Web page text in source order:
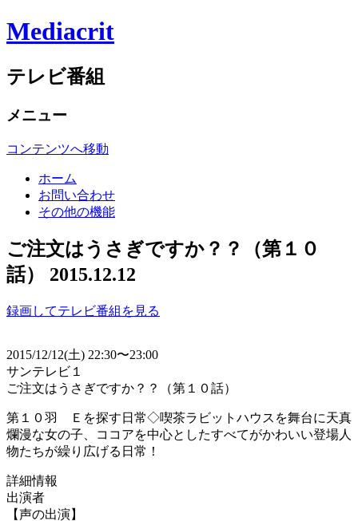
Mediacrit
テレビ番組
メニュー
コンテンツへ移動
ホーム
お問い合わせ
その他の機能
ご注文はうさぎですか？？（第１０
話） 2015.12.12
録画してテレビ番組を見る
2015/12/12(土) 22:30〜23:00
サンテレビ１
ご注文はうさぎですか？？（第１０話）
第１０羽 Ｅを探す日常◇喫茶ラビットハウスを舞台に天真
爛漫な女の子、ココアを中心としたすべてがかわいい登場人
物たちが繰り広げる日常！
詳細情報
出演者
【声の出演】